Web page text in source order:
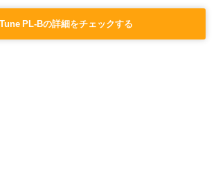
PL-Bの詳細をチェックする